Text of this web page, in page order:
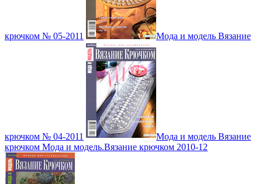
крючком № 05-2011 Мода и модель Вязание
крючком № 04-2011
Мода и модель Вязание
крючком Мода и модель.Вязание крючком 2010-12